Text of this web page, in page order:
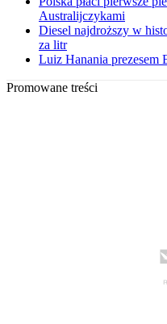
Australijczykami
Diesel najdroższy w
za litr
Luiz Hanania prezesem
Promowane treści